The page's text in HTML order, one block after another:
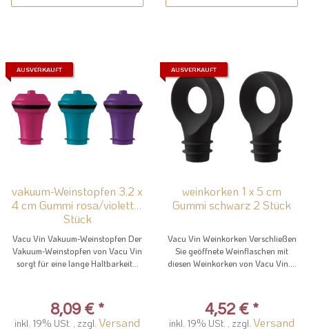
AUSVERKAUFT
vakuum-Weinstopfen 3,2 x
4 cm Gummi rosa/violett 3
Stück
Vacu Vin Vakuum-Weinstopfen Der
Vakuum-Weinstopfen von Vacu Vin
sorgt für eine lange Haltbarkeit...
8,09 € *
inkl. 19% USt. , zzgl. Versand
AUSVERKAUFT
weinkorken 1 x 5 cm
Gummi schwarz 2 Stück
Vacu Vin Weinkorken Verschließen
Sie geöffnete Weinflaschen mit
diesen Weinkorken von Vacu Vin....
4,52 € *
inkl. 19% USt. , zzgl. Versand